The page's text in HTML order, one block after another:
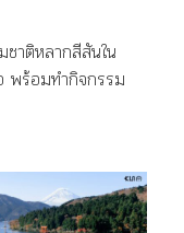
ชาติหลากสีสันใน
พร้อมทำกิจกรรม